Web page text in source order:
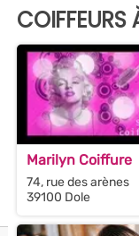
COIFFEURS
Marilyn Coiffure
74, rue des arènes
39100 Dole